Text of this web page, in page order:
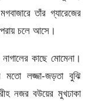
তাঁর গ্যারেজের
চলে আসে।
কাছে মোমেনা।
মতো লজ্জা-জড়তা বুঝি
নজর বউয়ের মুখঢাকা